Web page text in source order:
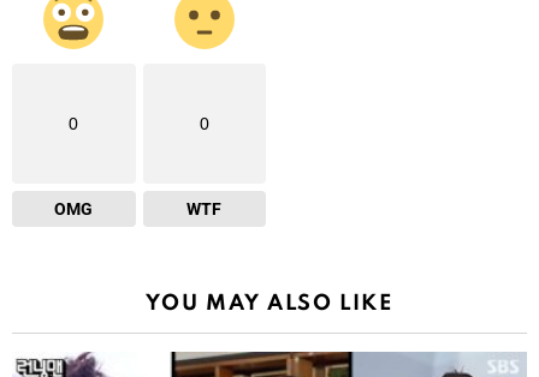
0
OMG
0
WTF
YOU MAY ALSO LIKE